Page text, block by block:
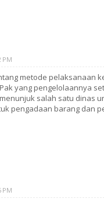
PM
metode pelaksanaan
Pak yang pengelolaannya
salah satu dinas
pengadaan barang dan
PM